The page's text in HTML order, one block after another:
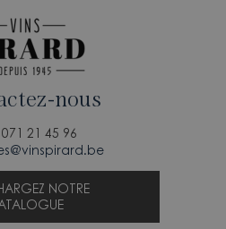
nous
21 45 96
NOTRE